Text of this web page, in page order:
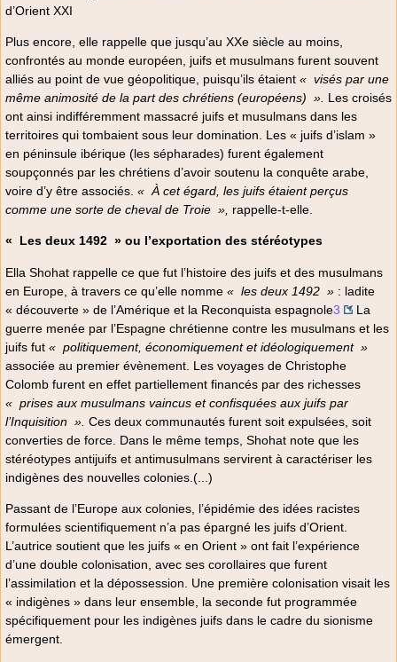
d’Orient XXI
Plus encore, elle rappelle que jusqu’au XXe siècle au moins,
confrontés au monde européen, juifs et musulmans furent souvent
alliés au point de vue géopolitique, puisqu’ils étaient « visés par une
même animosité de la part des chrétiens (européens) ». Les croisés
ont ainsi indifféremment massacré juifs et musulmans dans les
territoires qui tombaient sous leur domination. Les « juifs d’islam »
en péninsule ibérique (les sépharades) furent également
soupçonnés par les chrétiens d’avoir soutenu la conquête arabe,
voire d’y être associés. « À cet égard, les juifs étaient perçus
comme une sorte de cheval de Troie », rappelle-t-elle.
« Les deux 1492 » ou l’exportation des stéréotypes
Ella Shohat rappelle ce que fut l’histoire des juifs et des musulmans
en Europe, à travers ce qu’elle nomme « les deux 1492 » : ladite
« découverte » de l’Amérique et la Reconquista espagnole3
La
guerre menée par l’Espagne chrétienne contre les musulmans et les
juifs fut « politiquement, économiquement et idéologiquement »
associée au premier évènement. Les voyages de Christophe
Colomb furent en effet partiellement financés par des richesses
« prises aux musulmans vaincus et confisquées aux juifs par
l’Inquisition ». Ces deux communautés furent soit expulsées, soit
converties de force. Dans le même temps, Shohat note que les
stéréotypes antijuifs et antimusulmans servirent à caractériser les
indigènes des nouvelles colonies.(...)
Passant de l’Europe aux colonies, l’épidémie des idées racistes
formulées scientifiquement n’a pas épargné les juifs d’Orient.
L’autrice soutient que les juifs « en Orient » ont fait l’expérience
d’une double colonisation, avec ses corollaires que furent
l’assimilation et la dépossession. Une première colonisation visait les
« indigènes » dans leur ensemble, la seconde fut programmée
spécifiquement pour les indigènes juifs dans le cadre du sionisme
émergent.